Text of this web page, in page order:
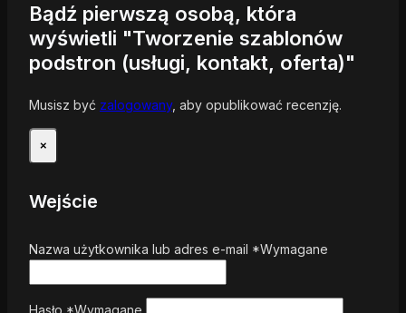
Bądź pierwszą osobą, która
wyświetli "Tworzenie szablonów
podstron (usługi, kontakt, oferta)"
Musisz być zalogowany, aby opublikować recenzję.
×
Wejście
Nazwa użytkownika lub adres e-mail *Wymagane
Hasło *Wymagane